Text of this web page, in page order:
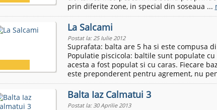
prin diferite zone, in special din soseaua ...
La Salcami
Postat la: 25 Iulie 2012
Suprafata: balta are 5 ha si este compusa
Populatie piscicola: baltile sunt populate
acesta a fost populat si cu caras. Fiecare
este preponderent pentru agrement, nu
Balta Iaz Calmatui 3
Postat la: 30 Aprilie 2013